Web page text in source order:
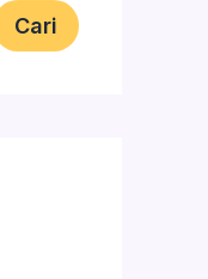
Cari